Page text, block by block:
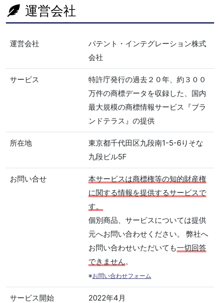
運営会社
運営会社
パテント・インテグレーション株式
会社
サービス
特許庁発行の過去２０年、約３００
万件の商標データを収録した、国内
最大規模の商標情報サービス『ブラ
ンドテラス』の提供
所在地
東京都千代田区九段南1-5-6りそな
九段ビル5F
お問い合せ
本サービスは商標権等の知的財産権
に関する情報を提供するサービスで
す。
個別商品、サービスについては提供
元へお問い合わせください。 弊社へ
お問い合わせいただいても一切回答
できません。
※お問い合わせフォーム
サービス開始 2022年4月